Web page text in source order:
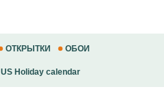
ОТКРЫТКИ ОБОИ
US Holiday calendar